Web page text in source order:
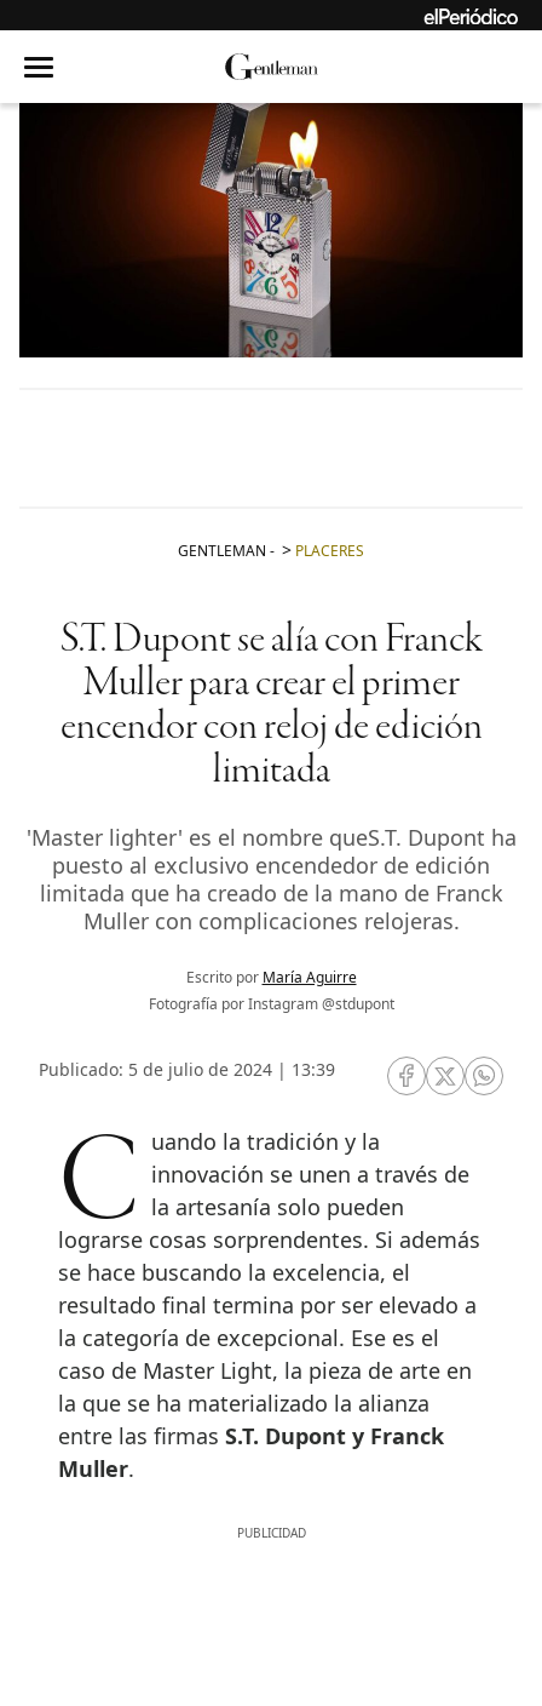
GENTLEMAN - PLACERES
S.T. Dupont se alía con Franck
Muller para crear el primer
encendor con reloj de edición
limitada
'Master lighter' es el nombre queS.T. Dupont ha
puesto al exclusivo encendedor de edición
limitada que ha creado de la mano de Franck
Muller con complicaciones relojeras.
Escrito por María Aguirre
Fotografía por Instagram @stdupont
Publicado: 5 de julio de 2024 | 13:39
RRSS Facebook
RRSSRRSS
Cuando la tradición y la
innovación se unen a través de
la artesanía solo pueden
lograrse cosas sorprendentes. Si además
se hace buscando la excelencia, el
resultado final termina por ser elevado a
la categoría de excepcional. Ese es el
caso de Master Light, la pieza de arte en
la que se ha materializado la alianza
entre las firmas S.T. Dupont y Franck
Muller.